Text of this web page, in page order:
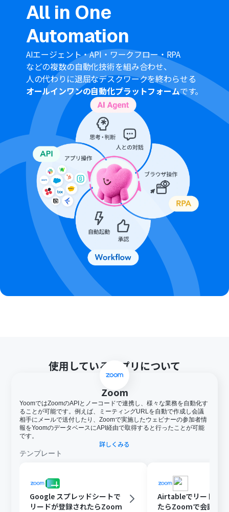
より、読み取る書類の種類に応じて最適なエンジンを利用
できます。
■注意事項
Googleフォーム、ZoomをYoomを連携してください。
Googleフォームをトリガーとして使用した際の回答内容
を取得する方法はこちらを参照ください。
トリガーは5分、10分、15分、30分、60分の間隔で起動
間隔を選択できます。プランによって最短の起動間隔が異
なりますので、ご注意ください。
OCRまたは音声を文字起こしするAIオペレーションはチ
ームプラン・サクセスプランでのみご利用いただける機能
となっております。フリープラン・ミニプランの場合は設
定しているフローボットのオペレーションはエラーとな
りますので、ご注意ください。
チームプランやサクセスプランなどの有料プランは、2週
間の無料トライアルを行うことが可能です。無料トライア
ル中には制限対象のアプリやAI機能（オペレーション）を
使用することができます。
All in One
Automation
AIエージェント・API・ワークフロー・RPA
などの複数の自動化技術を組み合わせ、
人の代わりに退屈なデスクワークを終わらせる
オールインワンの自動化プラットフォームです。
使用しているアプリについて
Zoom
YoomではZoomのAPIとノーコードで連携し、様々な業務を自動化す
ることが可能です。例えば、ミーティングURLを自動で作成し会議
相手にメールで送付したり、Zoomで実施したウェビナーの参加者情
報をYoomのデータベースにAPI経由で取得すると行ったことが可能
です。
詳しくみる
テンプレート
Google スプレッドシートで
リードが登録されたらZoom
Airtableでリードが
たらZoomで会議を